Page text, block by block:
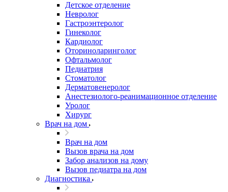
Детское отделение
Невролог
Гастроэнтеролог
Гинеколог
Кардиолог
Оториноларинголог
Офтальмолог
Педиатрия
Стоматолог
Дерматовенеролог
Анестезиолого-реанимационное отделение
Уролог
Хирург
Врач на дом
Врач на дом
Вызов врача на дом
Забор анализов на дому
Вызов педиатра на дом
Диагностика